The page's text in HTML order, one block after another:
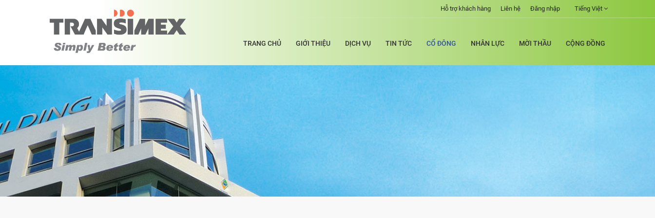
Tiếng Việt
Đăng nhập
Liên hệ
Hỗ trợ khách hàng
TRANG CHỦ GIỚI THIỆU DỊCH VỤ TIN TỨC CỔ ĐÔNG NHÂN LỰC MỜI THẦU CỘNG ĐỒNG